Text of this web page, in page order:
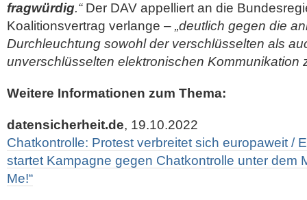
fragwürdig.“Der DAV appelliert an die
Koalitionsvertrag verlange – „deutlich gegen die
Durchleuchtung sowohl der verschlüsselten als
unverschlüsselten elektronischen Kommunikation
Weitere Informationen zum Thema:
datensicherheit.de, 19.10.2022
Chatkontrolle: Protest verbreitet sich europaweit /
startet Kampagne gegen Chatkontrolle unter dem
Me!“